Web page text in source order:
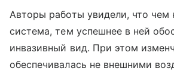
Авторы работы увидели, что чем
система, тем успешнее в ней
инвазивный вид. При этом
обеспечивалась не внешними